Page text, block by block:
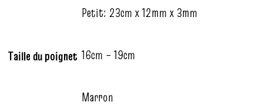
Petit: 23cm x 12mm x 3mm
Taille du poignet 16cm – 19cm
Marron